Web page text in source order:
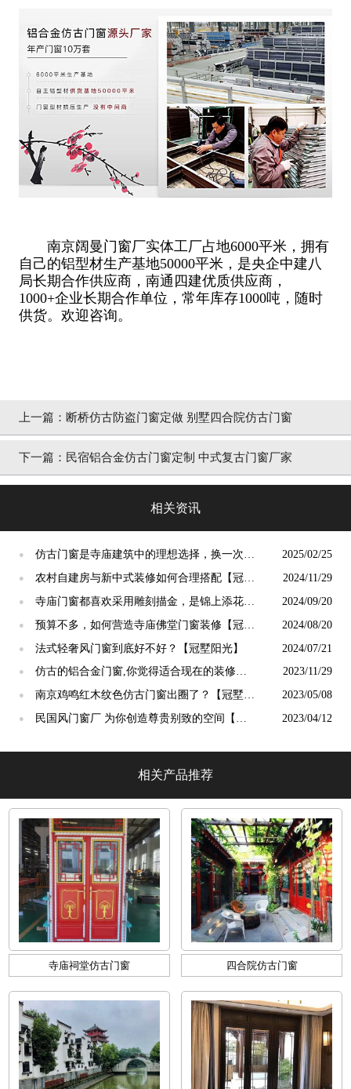
南京阔曼门窗厂实体工厂占地6000平米，拥有
自己的铝型材生产基地50000平米，是央企中建八
局长期合作供应商，南通四建优质供应商，
1000+企业长期合作单位，常年库存1000吨，随时
供货。欢迎咨询。
上一篇： 断桥仿古防盗门窗定做 别墅四合院仿古门窗
下一篇： 民宿铝合金仿古门窗定制 中式复古门窗厂家
相关资讯
●
仿古门窗是寺庙建筑中的理想选择，换一次用
终生【冠墅阳光】
2025/02/25
●
农村自建房与新中式装修如何合理搭配【冠墅
阳光】
2024/11/29
●
寺庙门窗都喜欢采用雕刻描金，是锦上添花
吗？【冠墅阳光】
2024/09/20
●
预算不多，如何营造寺庙佛堂门窗装修【冠墅
阳光】
2024/08/20
● 法式轻奢风门窗到底好不好？【冠墅阳光】 2024/07/21
●
仿古的铝合金门窗,你觉得适合现在的装修吗?
【冠墅阳光】
2023/11/29
●
南京鸡鸣红木纹色仿古门窗出圈了？【冠墅阳
光】
2023/05/08
●
民国风门窗厂 为你创造尊贵别致的空间【冠
2023/04/12
相关产品推荐
寺庙祠堂仿古门窗 四合院仿古门窗